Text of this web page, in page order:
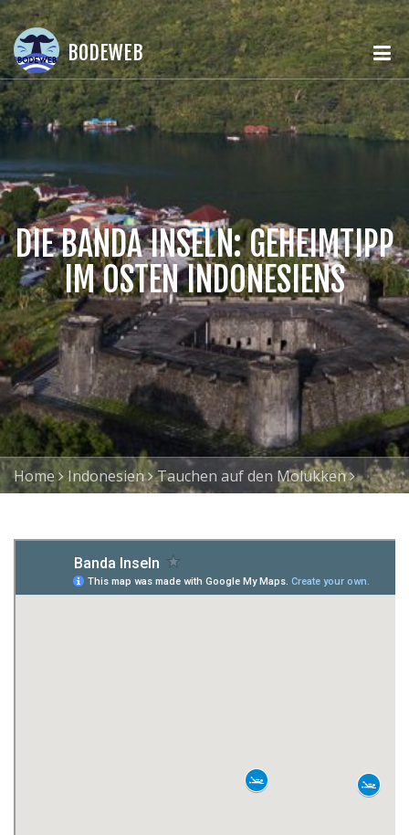
BODEWEB
DIE BANDA INSELN: GEHEIMTIPP
IM OSTEN INDONESIENS
Home Indonesien
Tauchen auf den Molukken